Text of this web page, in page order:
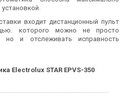
входит дистанционный пульт
которого можно не просто
но и отслеживать исправность
Electrolux STAR EPVS-350